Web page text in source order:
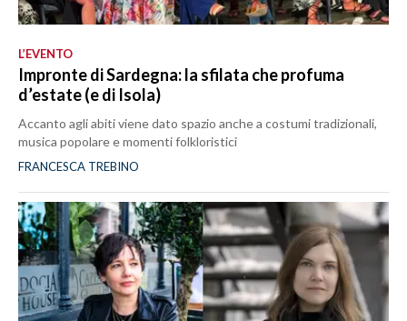
L’EVENTO
Impronte di Sardegna: la sfilata che profuma
d’estate (e di Isola)
Accanto agli abiti viene dato spazio anche a costumi tradizionali,
musica popolare e momenti folkloristici
FRANCESCA TREBINO